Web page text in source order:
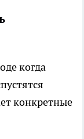
когда
конкретные